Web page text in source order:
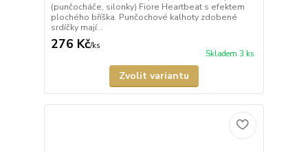
(punčocháče, silonky) Fiore Heartbeat s efektem
plochého bříška. Punčochové kalhoty zdobené
srdíčky mají...
276 Kč/ks
Skladem 3 ks
Zvolit variantu